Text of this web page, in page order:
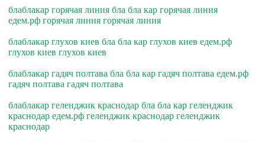
блаблакар горячая линия бла бла кар горячая линия
едем.рф горячая линия горячая линия
блаблакар глухов киев бла бла кар глухов киев едем.рф
глухов киев глухов киев
блаблакар гадяч полтава бла бла кар гадяч полтава едем.рф
гадяч полтава гадяч полтава
блаблакар геленджик краснодар бла бла кар геленджик
краснодар едем.рф геленджик краснодар геленджик
краснодар